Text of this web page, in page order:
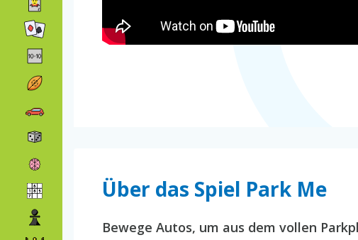
Über das Spiel Park Me
Bewege Autos, um aus dem vollen